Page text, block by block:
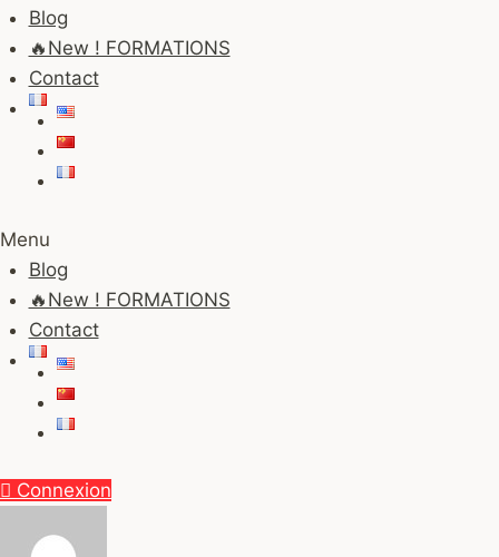
Blog
🔥New ! FORMATIONS
Contact
Menu
Blog
🔥New ! FORMATIONS
Contact
Connexion